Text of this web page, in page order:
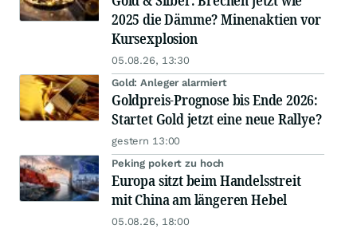
2025 die Dämme? Minenaktien vor
Kursexplosion
05.08.26, 13:30
Gold: Anleger alarmiert
Goldpreis-Prognose bis Ende 2026:
Startet Gold jetzt eine neue Rallye?
gestern 13:00
Peking pokert zu hoch
Europa sitzt beim Handelsstreit
mit China am längeren Hebel
05.08.26, 18:00